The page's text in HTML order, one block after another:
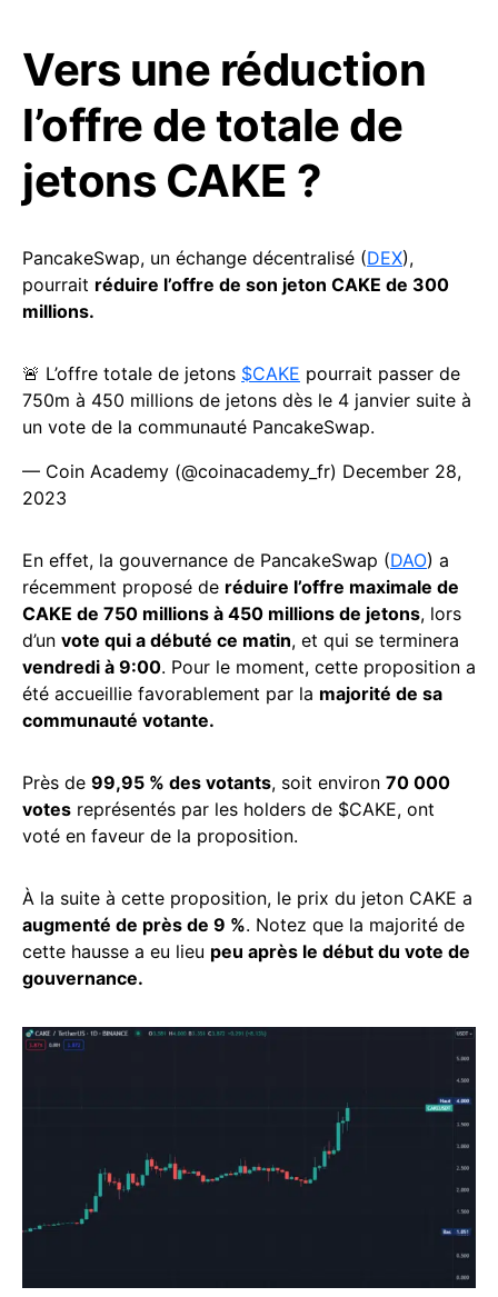
Vers une réduction
l’offre de totale de
jetons CAKE ?
PancakeSwap, un échange décentralisé (DEX),
pourrait réduire l’offre de son jeton CAKE de 300
millions.
🚨 L’offre totale de jetons $CAKE pourrait passer de
750m à 450 millions de jetons dès le 4 janvier suite à
un vote de la communauté PancakeSwap.
— Coin Academy (@coinacademy_fr) December 28,
2023
En effet, la gouvernance de PancakeSwap (DAO) a
récemment proposé de réduire l’offre maximale de
CAKE de 750 millions à 450 millions de jetons, lors
d’un vote qui a débuté ce matin, et qui se terminera
vendredi à 9:00. Pour le moment, cette proposition a
été accueillie favorablement par la majorité de sa
communauté votante.
Près de 99,95 % des votants, soit environ 70 000
votes représentés par les holders de $CAKE, ont
voté en faveur de la proposition.
À la suite à cette proposition, le prix du jeton CAKE a
augmenté de près de 9 %. Notez que la majorité de
cette hausse a eu lieu peu après le début du vote de
gouvernance.